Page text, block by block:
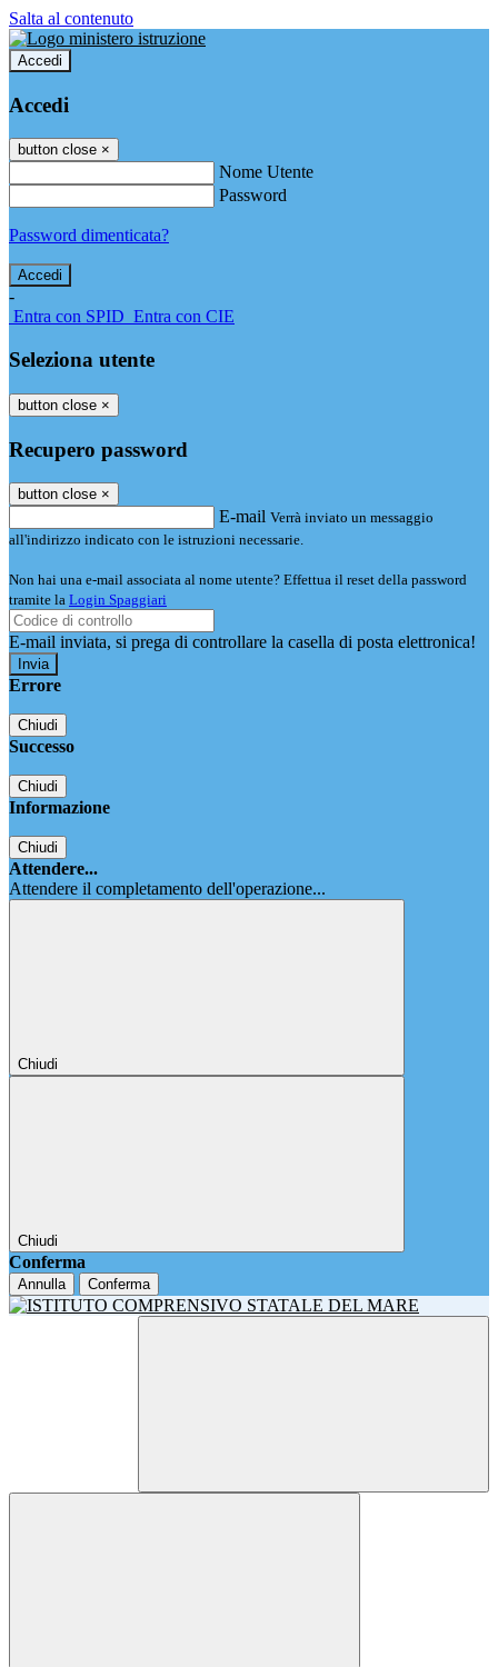
Salta al contenuto
Accedi
Accedi
button close ×
Nome Utente
Password
Password dimenticata?
-
Entra con SPID Entra con CIE
Seleziona utente
button close ×
Recupero password
button close ×
E-mail Verrà inviato un messaggio
all'indirizzo indicato con le istruzioni necessarie.
Non hai una e-mail associata al nome utente? Effettua il reset della password
tramite la Login Spaggiari
E-mail inviata, si prega di controllare la casella di posta elettronica!
Errore
Chiudi
Successo
Chiudi
Informazione
Chiudi
Attendere...
Attendere il completamento dell'operazione...
Chiudi
Chiudi
Conferma
Annulla Conferma